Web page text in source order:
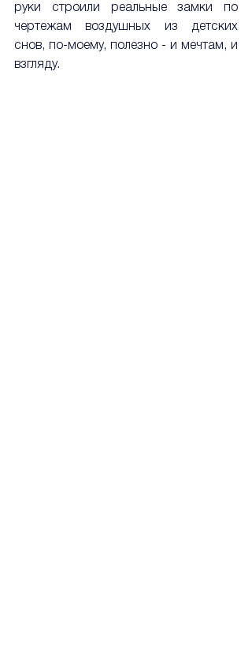
руки строили реальные замки по
чертежам воздушных из детских
снов, по-моему, полезно - и мечтам, и
взгляду.